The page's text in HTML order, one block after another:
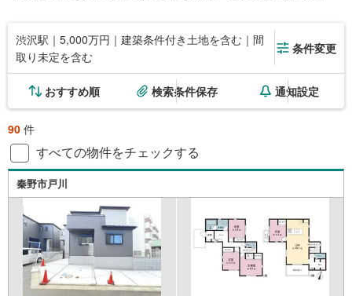
渋沢駅｜5,000万円｜建築条件付き土地を含む｜間
取り未定を含む
条件変更
おすすめ順 検索条件保存 通知設定
90 件
すべての物件をチェックする
秦野市戸川